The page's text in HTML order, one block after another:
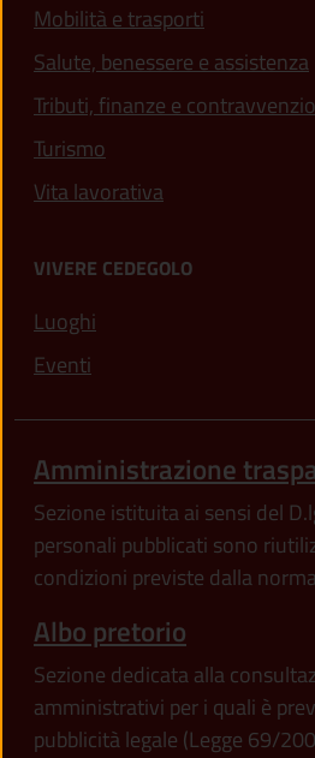
Mobilità e trasporti
Salute, benessere e assistenza
Tributi, finanze e
Turismo
Vita lavorativa
VIVERE CEDEGOLO
Luoghi
Eventi
Amministrazione
Sezione istituita ai sensi del
personali pubblicati sono
condizioni previste dalla
Albo pretorio
Sezione dedicata alla
amministrativi per i quali è
pubblicità legale (Legge 69/